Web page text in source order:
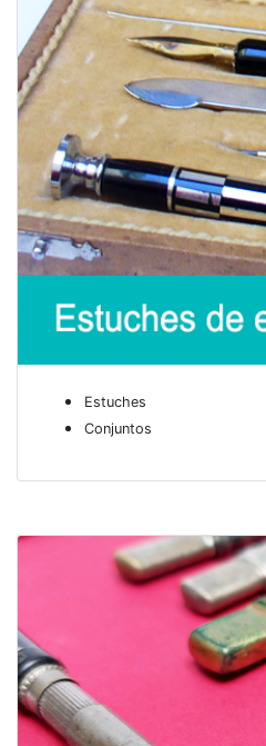
Estuches
Conjuntos